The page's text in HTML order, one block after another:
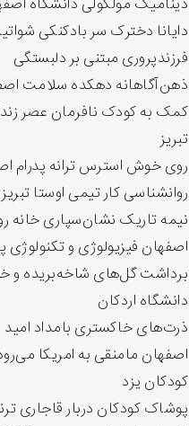
دایانا دخترک سر بادکنکی
فرزندپروری مبتنی بر دلبستگی
ذهن‌آگاهانه دهکده سلامت
کمک به کودک نافرمان عصر
تبریز
روی خوش استرس ترانه پدرام
روانشناسی کار تیمی اوستا تبریز
نیمه تاریک نشان‌سپاری خانه
اصفهان فیزیولوژی و تکنولوژی
برداشت گل‌های شاخه‌بریده و
دانشگاه اردکان
ذرت‌های خاکستری بامداد امید
اصفهان مامنقی به امریکا
کودکان یزد
پوشاک کودکان دربار قاجاری